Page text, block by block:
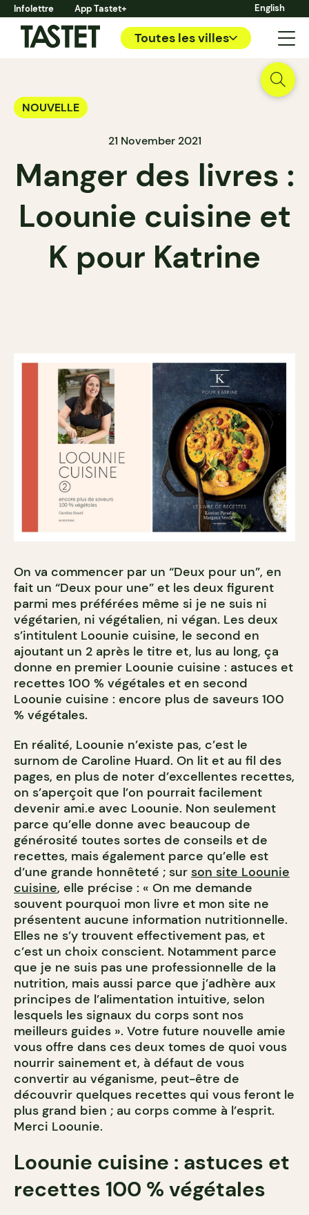
Infolettre App Tastet+ English
Toutes les villes
NOUVELLE
21 November 2021
Manger des livres :
Loounie cuisine et
K pour Katrine
On va commencer par un “Deux pour un”, en
fait un “Deux pour une” et les deux figurent
parmi mes préférées même si je ne suis ni
végétarien, ni végétalien, ni végan. Les deux
s’intitulent Loounie cuisine, le second en
ajoutant un 2 après le titre et, lus au long, ça
donne en premier Loounie cuisine : astuces et
recettes 100 % végétales et en second
Loounie cuisine : encore plus de saveurs 100
% végétales.
En réalité, Loounie n’existe pas, c’est le
surnom de Caroline Huard. On lit et au fil des
pages, en plus de noter d’excellentes recettes,
on s’aperçoit que l’on pourrait facilement
devenir ami.e avec Loounie. Non seulement
parce qu’elle donne avec beaucoup de
générosité toutes sortes de conseils et de
recettes, mais également parce qu’elle est
d’une grande honnêteté ; sur son site Loounie
cuisine, elle précise : « On me demande
souvent pourquoi mon livre et mon site ne
présentent aucune information nutritionnelle.
Elles ne s’y trouvent effectivement pas, et
c’est un choix conscient. Notamment parce
que je ne suis pas une professionnelle de la
nutrition, mais aussi parce que j’adhère aux
principes de l’alimentation intuitive, selon
lesquels les signaux du corps sont nos
meilleurs guides ». Votre future nouvelle amie
vous offre dans ces deux tomes de quoi vous
nourrir sainement et, à défaut de vous
convertir au véganisme, peut-être de
découvrir quelques recettes qui vous feront le
plus grand bien ; au corps comme à l’esprit.
Merci Loounie.
Loounie cuisine : astuces et
recettes 100 % végétales